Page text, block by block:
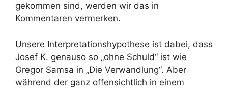
gekommen sind, werden wir das in
Kommentaren vermerken.
Unsere Interpretationshypothese ist dabei, dass
Josef K. genauso so „ohne Schuld“ ist wie
Gregor Samsa in „Die Verwandlung“. Aber
während der ganz offensichtlich in einem